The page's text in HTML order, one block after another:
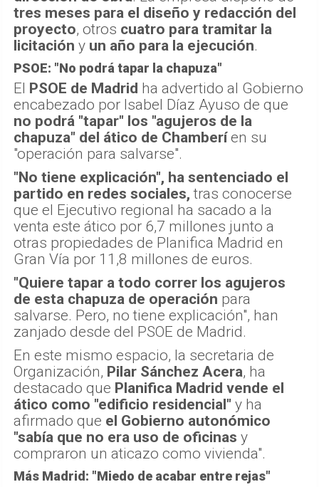
tres meses para el diseño y redacción del
proyecto, otros cuatro para tramitar la
licitación y un año para la ejecución.
PSOE: "No podrá tapar la chapuza"
El PSOE de Madrid ha advertido al Gobierno
encabezado por Isabel Díaz Ayuso de que
no podrá "tapar" los "agujeros de la
chapuza" del ático de Chamberíen su
"operación para salvarse".
"No tiene explicación", ha sentenciado el
partido en redes sociales, tras conocerse
que el Ejecutivo regional ha sacado a la
venta este ático por 6,7 millones junto a
otras propiedades de Planifica Madrid en
Gran Vía por 11,8 millones de euros.
"Quiere tapar a todo correr los agujeros
de esta chapuza de operación para
salvarse. Pero, no tiene explicación", han
zanjado desde del PSOE de Madrid.
En este mismo espacio, la secretaria de
Organización, Pilar Sánchez Acera, ha
destacado que Planifica Madrid vende el
ático como "edificio residencial" y ha
afirmado que el Gobierno autonómico
"sabía que no era uso de oficinas y
compraron un aticazo como vivienda".
Más Madrid: "Miedo de acabar entre rejas"